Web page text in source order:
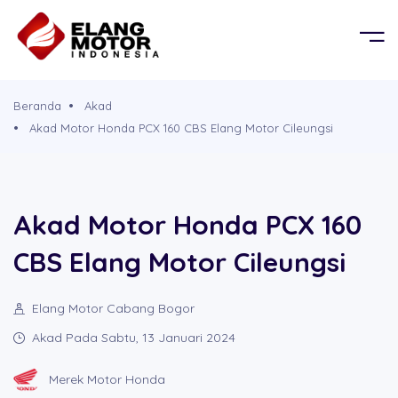
Beranda
Akad
Akad Motor Honda PCX 160 CBS Elang Motor Cileungsi
Akad Motor Honda PCX 160
CBS Elang Motor Cileungsi
Elang Motor Cabang Bogor
Akad Pada Sabtu, 13 Januari 2024
Merek Motor Honda